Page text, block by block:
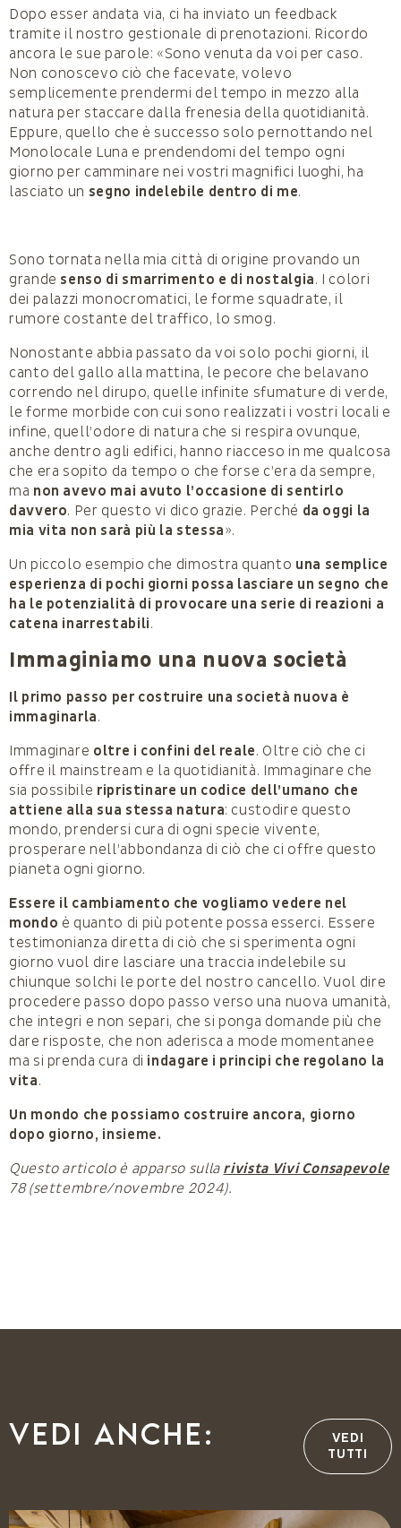
Dopo esser andata via, ci ha inviato un feedback
tramite il nostro gestionale di prenotazioni. Ricordo
ancora le sue parole: «Sono venuta da voi per caso.
Non conoscevo ciò che facevate, volevo
semplicemente prendermi del tempo in mezzo alla
natura per staccare dalla frenesia della quotidianità.
Eppure, quello che è successo solo pernottando nel
Monolocale Luna e prendendomi del tempo ogni
giorno per camminare nei vostri magnifici luoghi, ha
lasciato un segno indelebile dentro di me.
Sono tornata nella mia città di origine provando un
grande senso di smarrimento e di nostalgia. I colori
dei palazzi monocromatici, le forme squadrate, il
rumore costante del traffico, lo smog.
Nonostante abbia passato da voi solo pochi giorni, il
canto del gallo alla mattina, le pecore che belavano
correndo nel dirupo, quelle infinite sfumature di verde,
le forme morbide con cui sono realizzati i vostri locali e
infine, quell’odore di natura che si respira ovunque,
anche dentro agli edifici, hanno riacceso in me qualcosa
che era sopito da tempo o che forse c’era da sempre,
ma non avevo mai avuto l’occasione di sentirlo
davvero. Per questo vi dico grazie. Perché da oggi la
mia vita non sarà più la stessa».
Un piccolo esempio che dimostra quanto una semplice
esperienza di pochi giorni possa lasciare un segno che
ha le potenzialità di provocare una serie di reazioni a
catena inarrestabili.
Immaginiamo una nuova società
Il primo passo per costruire una società nuova è
immaginarla.
Immaginare oltre i confini del reale. Oltre ciò che ci
offre il mainstream e la quotidianità. Immaginare che
sia possibile ripristinare un codice dell’umano che
attiene alla sua stessa natura: custodire questo
mondo, prendersi cura di ogni specie vivente,
prosperare nell’abbondanza di ciò che ci offre questo
pianeta ogni giorno.
Essere il cambiamento che vogliamo vedere nel
mondo è quanto di più potente possa esserci. Essere
testimonianza diretta di ciò che si sperimenta ogni
giorno vuol dire lasciare una traccia indelebile su
chiunque solchi le porte del nostro cancello. Vuol dire
procedere passo dopo passo verso una nuova umanità,
che integri e non separi, che si ponga domande più che
dare risposte, che non aderisca a mode momentanee
ma si prenda cura di indagare i principi che regolano la
vita.
Un mondo che possiamo costruire ancora, giorno
dopo giorno, insieme.
Questo articolo è apparso sulla rivista Vivi Consapevole
78 (settembre/novembre 2024).
Vedi anche:
VEDI
TUTTI